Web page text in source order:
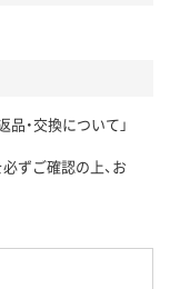
品・交換について」
必ずご確認の上、お